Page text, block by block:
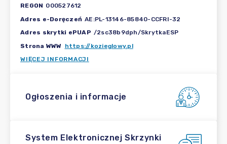
REGON 000527612
Adres e-Doręczeń AE:PL-13146-85840-CCFRI-32
Adres skrytki ePUAP /2sc38b9dph/SkrytkaESP
Strona WWW https://kozieglowy.pl
WIĘCEJ INFORMACJI
Ogłoszenia i informacje
System Elektronicznej Skrzynki